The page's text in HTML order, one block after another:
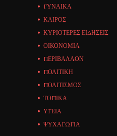
ΓΥΝΑΙΚΑ
ΚΑΙΡΟΣ
ΚΥΡΙΟΤΕΡΕΣ ΕΙΔΗΣΕΙΣ
ΟΙΚΟΝΟΜΙΑ
ΠΕΡΙΒΑΛΛΟΝ
ΠΟΛΙΤΙΚΗ
ΠΟΛΙΤΙΣΜΟΣ
ΤΟΠΙΚΑ
ΥΓΕΙΑ
ΨΥΧΑΓΩΓΙΑ